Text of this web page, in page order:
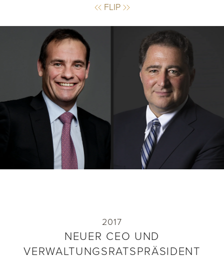
FLIP
FLIP
2017
NEUER CEO UND
VERWALTUNGSRATSPRÄSIDENT
NEUER CEO UND
VERWALTUNGSRATSPRÄSIDENT
Beat Hauenstein - bisheriger COO und CIO der
Gruppe - wurde zum neuen CEO ernannt.
Hauenstein tritt die Nachfolge von Hans-Kristian
Domenico Scala folgt auf Andreas Schmid als
Verwaltungsratspräsident. Aktuell ist er
Verwaltungsratspräsident von Basilea
Bankrates der Basler Kantonalbank.